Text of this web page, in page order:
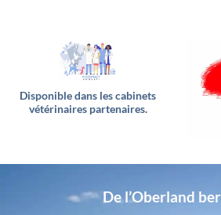
Disponible dans les cabinets
vétérinaires partenaires.
De l’Oberland